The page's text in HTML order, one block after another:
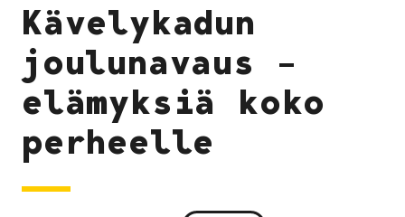
Kävelykadun
joulunavaus –
elämyksiä koko
perheelle